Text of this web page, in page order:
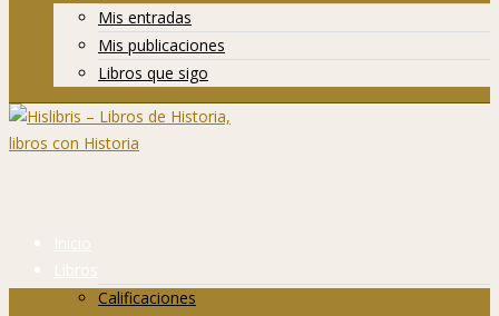
Mis entradas
Mis publicaciones
Libros que sigo
Inicio
Libros
Calificaciones